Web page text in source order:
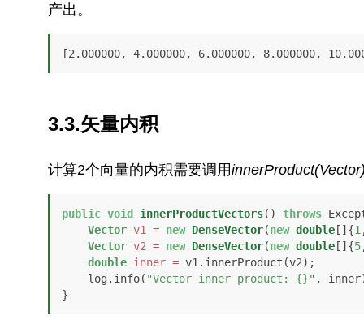
产出。
[2.000000, 4.000000, 6.000000, 8.000000,
3.3.矢量内积
计算2个向量的内积需要调用
public void innerProductVectors() throws
Vector v1 = new DenseVector(new double[]{1
Vector v2 = new DenseVector(new double[]{5
double inner = v1.innerProduct(v2);
    log.info(
"Vector inner product: {}" ,
}